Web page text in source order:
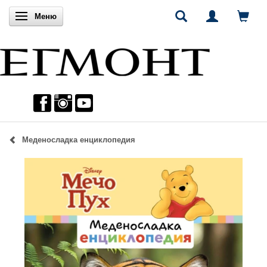
Включи навигацията
Меню
Меденосладка енциклопедия